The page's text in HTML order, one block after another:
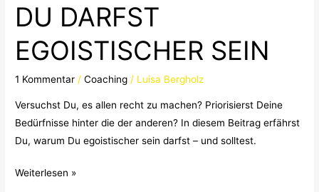
DU DARFST
EGOISTISCHER SEIN
1 Kommentar /Coaching / Luisa Bergholz
Versuchst Du, es allen recht zu machen? Priorisierst Deine
Bedürfnisse hinter die der anderen? In diesem Beitrag erfährst
Du, warum Du egoistischer sein darfst – und solltest.
EGOISTISCHER
SEIN
Weiterlesen »